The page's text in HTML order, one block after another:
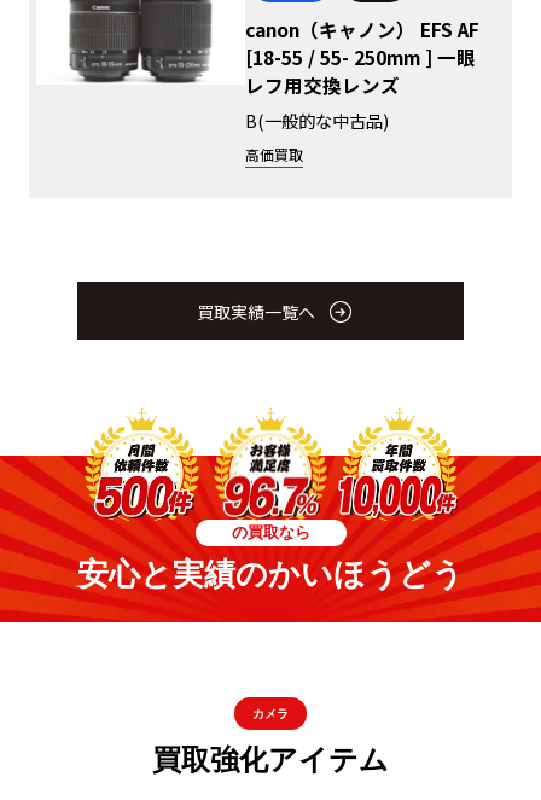
canon（キャノン） EFS AF
[18-55 / 55- 250mm ] 一眼
レフ用交換レンズ
B(一般的な中古品)
高価買取
買取実績一覧へ
の買取なら
安心と実績のかいほうどう
カメラ
買取強化アイテム